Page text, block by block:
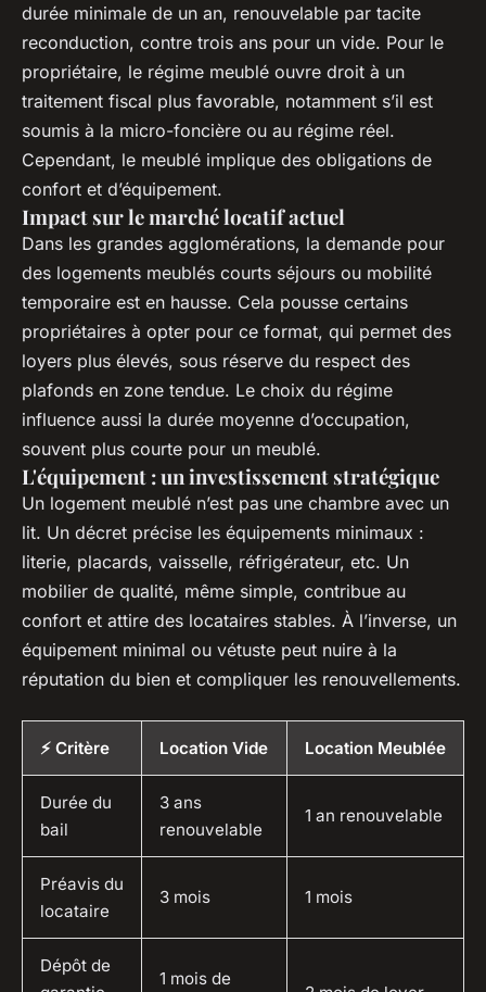
durée minimale de un an, renouvelable par tacite
reconduction, contre trois ans pour un vide. Pour le
propriétaire, le régime meublé ouvre droit à un
traitement fiscal plus favorable, notamment s’il est
soumis à la micro-foncière ou au régime réel.
Cependant, le meublé implique des obligations de
confort et d’équipement.
Impact sur le marché locatif actuel
Dans les grandes agglomérations, la demande pour
des logements meublés courts séjours ou mobilité
temporaire est en hausse. Cela pousse certains
propriétaires à opter pour ce format, qui permet des
loyers plus élevés, sous réserve du respect des
plafonds en zone tendue. Le choix du régime
influence aussi la durée moyenne d’occupation,
souvent plus courte pour un meublé.
L'équipement : un investissement stratégique
Un logement meublé n’est pas une chambre avec un
lit. Un décret précise les équipements minimaux :
literie, placards, vaisselle, réfrigérateur, etc. Un
mobilier de qualité, même simple, contribue au
confort et attire des locataires stables. À l’inverse, un
équipement minimal ou vétuste peut nuire à la
réputation du bien et compliquer les renouvellements.
⚡ Critère Location Vide Location Meublée
Durée du
bail
3 ans
renouvelable
1 an renouvelable
Préavis du
locataire
3 mois 1 mois
Dépôt de
1 mois de